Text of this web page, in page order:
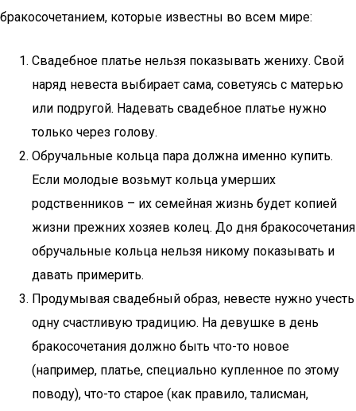
бракосочетанием, которые известны во всем мире:
Свадебное платье нельзя показывать жениху. Свой
наряд невеста выбирает сама, советуясь с матерью
или подругой. Надевать свадебное платье нужно
только через голову.
Обручальные кольца пара должна именно купить.
Если молодые возьмут кольца умерших
родственников – их семейная жизнь будет копией
жизни прежних хозяев колец. До дня бракосочетания
обручальные кольца нельзя никому показывать и
давать примерить.
Продумывая свадебный образ, невесте нужно учесть
одну счастливую традицию. На девушке в день
бракосочетания должно быть что-то новое
(например, платье, специально купленное по этому
поводу), что-то старое (как правило, талисман,